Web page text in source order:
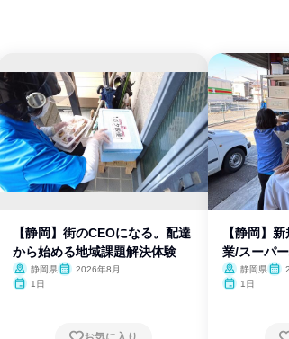
【静岡】街のCEOになる。配達
から始める地域課題解決体験
静岡県
2026年8月
1日
【静岡】
業/スーパ
静岡県
1日